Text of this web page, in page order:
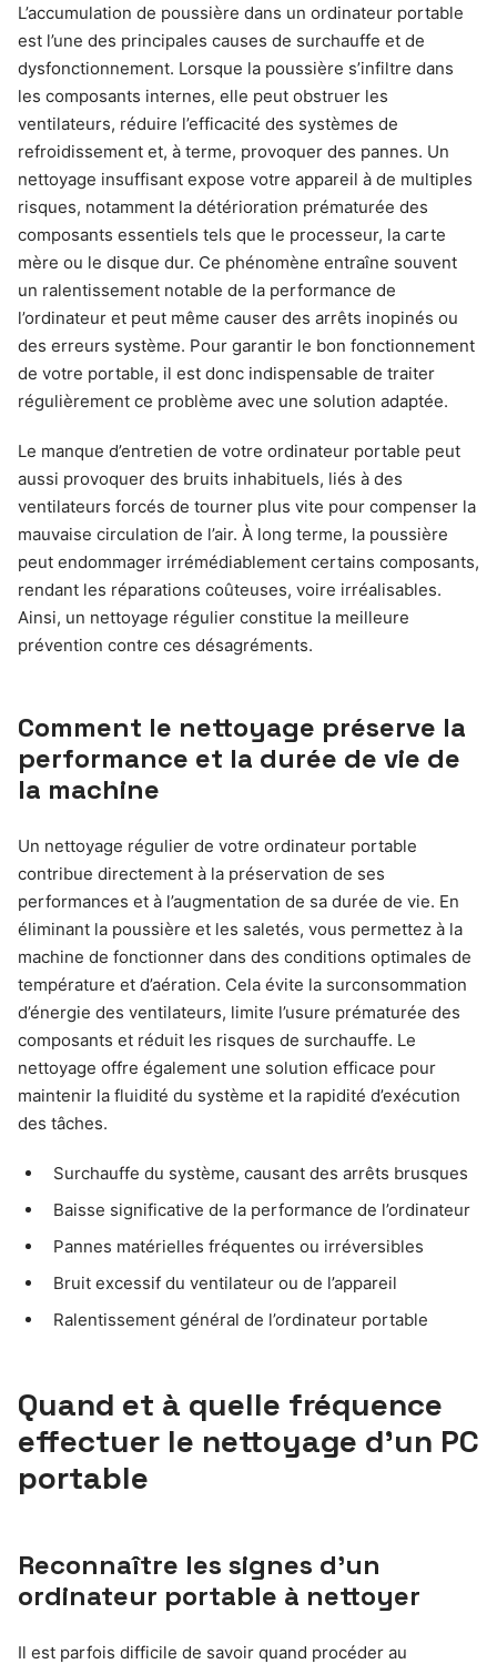
L’accumulation de poussière dans un ordinateur portable
est l’une des principales causes de surchauffe et de
dysfonctionnement. Lorsque la poussière s’infiltre dans
les composants internes, elle peut obstruer les
ventilateurs, réduire l’efficacité des systèmes de
refroidissement et, à terme, provoquer des pannes. Un
nettoyage insuffisant expose votre appareil à de multiples
risques, notamment la détérioration prématurée des
composants essentiels tels que le processeur, la carte
mère ou le disque dur. Ce phénomène entraîne souvent
un ralentissement notable de la performance de
l’ordinateur et peut même causer des arrêts inopinés ou
des erreurs système. Pour garantir le bon fonctionnement
de votre portable, il est donc indispensable de traiter
régulièrement ce problème avec une solution adaptée.
Le manque d’entretien de votre ordinateur portable peut
aussi provoquer des bruits inhabituels, liés à des
ventilateurs forcés de tourner plus vite pour compenser la
mauvaise circulation de l’air. À long terme, la poussière
peut endommager irrémédiablement certains composants,
rendant les réparations coûteuses, voire irréalisables.
Ainsi, un nettoyage régulier constitue la meilleure
prévention contre ces désagréments.
Comment le nettoyage préserve la
performance et la durée de vie de
la machine
Un nettoyage régulier de votre ordinateur portable
contribue directement à la préservation de ses
performances et à l’augmentation de sa durée de vie. En
éliminant la poussière et les saletés, vous permettez à la
machine de fonctionner dans des conditions optimales de
température et d’aération. Cela évite la surconsommation
d’énergie des ventilateurs, limite l’usure prématurée des
composants et réduit les risques de surchauffe. Le
nettoyage offre également une solution efficace pour
maintenir la fluidité du système et la rapidité d’exécution
des tâches.
Surchauffe du système, causant des arrêts brusques
Baisse significative de la performance de l’ordinateur
Pannes matérielles fréquentes ou irréversibles
Bruit excessif du ventilateur ou de l’appareil
Ralentissement général de l’ordinateur portable
Quand et à quelle fréquence
effectuer le nettoyage d’un PC
portable
Reconnaître les signes d’un
ordinateur portable à nettoyer
Il est parfois difficile de savoir quand procéder au